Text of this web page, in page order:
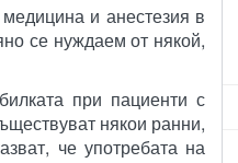
и анестезия в
се нуждаем от някой,
при пациенти с
някои ранни,
че употребата на